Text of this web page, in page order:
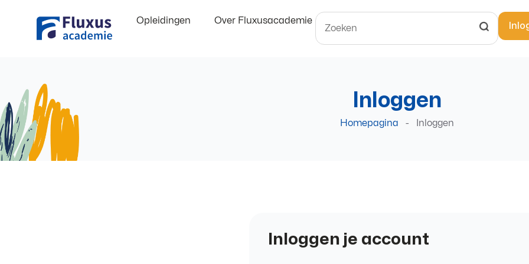
Opleidingen Over Fluxusacademie
Inloggen
Homepagina - Inloggen
Inloggen je account